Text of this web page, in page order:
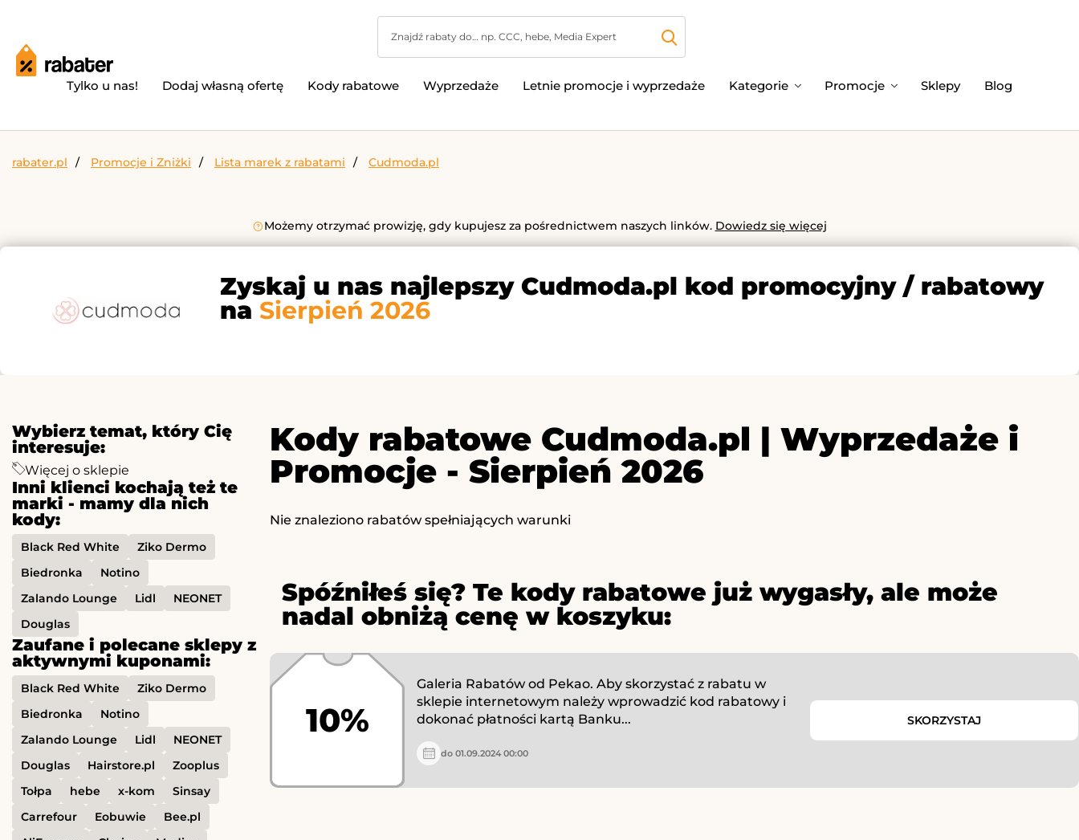
Tylko u nas! Dodaj własną ofertę Kody rabatowe Wyprzedaże Letnie promocje i wyprzedaże Kategorie Promocje Sklepy Blog
rabater.pl Promocje i Zniżki Lista marek z rabatami Cudmoda.pl
Możemy otrzymać prowizję, gdy kupujesz za pośrednictwem naszych linków. Dowiedz się więcej
Zyskaj u nas najlepszy Cudmoda.pl kod promocyjny / rabatowy
na Sierpień 2026
Wybierz temat, który Cię
interesuje:
Więcej o sklepie
Inni klienci kochają też te
marki - mamy dla nich
kody:
Black Red White
Ziko Dermo
Biedronka
Notino
Zalando Lounge
Lidl
NEONET
Douglas
Zaufane i polecane sklepy z
aktywnymi kuponami:
Black Red White
Ziko Dermo
Biedronka
Notino
Zalando Lounge
Lidl
NEONET
Douglas
Hairstore.pl
Zooplus
Tołpa
hebe x-kom
Sinsay
Carrefour
Eobuwie
Bee.pl
Kody rabatowe Cudmoda.pl | Wyprzedaże i
Promocje - Sierpień 2026
Nie znaleziono rabatów spełniających warunki
Spóźniłeś się? Te kody rabatowe już wygasły, ale może
nadal obniżą cenę w koszyku:
10%
Galeria Rabatów od Pekao. Aby skorzystać z rabatu w
sklepie internetowym należy wprowadzić kod rabatowy i
dokonać płatności kartą Banku...
do 01.09.2024 00:00
SKORZYSTAJ